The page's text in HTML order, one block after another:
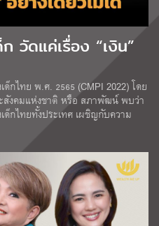
วัดแค่เรื่อง “เงิน”
กไทย พ.ศ. 2565 (CMPI 2022) โดย
สังคมแห่งชาติ หรือ สภาพัฒน์ พบว่า
ด็กไทยทั้งประเทศ เผชิญกับความ